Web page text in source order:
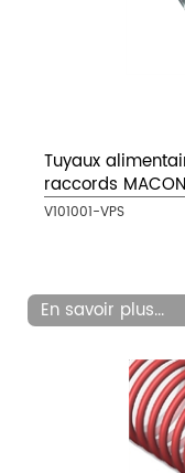
Tuyaux
raccords
V101001-VPS
En savoir plus...